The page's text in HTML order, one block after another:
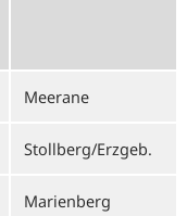
Meerane
Stollberg/Erzgeb.
Marienberg